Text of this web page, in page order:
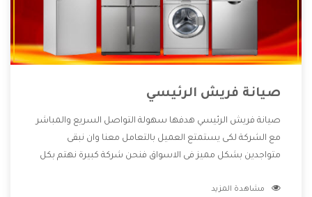
صيانة فريش الرئيسي
صيانة فريش الرئيسي هدفها سهولة التواصل السريع والمباشر
مع الشركة لكى يستمتع العميل بالتعامل معنا وان نبقى
متواجدين بشكل مميز فى الاسواق فنحن شركة كبيرة نهتم بكل
الشركة بها والتى تكون منها خدمة الصيانة التى تكون من أهم
مشاهدة المزيد